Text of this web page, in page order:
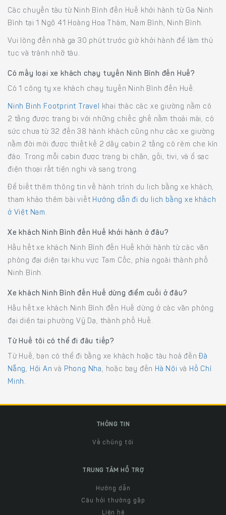
Các chuyến tàu từ Ninh Bình đến Huế khởi hành từ Ga Ninh
Bình tại 1 Ngõ 41 Hoàng Hoa Thám, Nam Bình, Ninh Bình.
Vui lòng đến nhà ga 30 phút trước giờ khởi hành để làm thủ
tục và tránh nhỡ tàu.
Có mấy loại xe khách chạy tuyến Ninh Bình đến Huế?
Có 1 công ty xe khách chạy tuyến Ninh Bình đến Huế.
Ninh Binh Footprint Travel khai thác các xe giường nằm có
2 tầng được trang bị với những chiếc ghế nằm thoải mái, có
sức chưa từ 32 đến 38 hành khách cũng như các xe giường
nằm đời mới được thiết kế 2 dãy cabin 2 tầng có rèm che kín
đáo. Trong mỗi cabin được trang bị chăn, gối, tivi, và ổ sạc
điện thoại rất tiện nghi và sang trọng.
Để biết thêm thông tin về hành trình du lịch bằng xe khách,
tham khảo thêm bài viết Hướng dẫn đi du lịch bằng xe khách
ở Việt Nam .
Xe khách Ninh Bình đến Huế khởi hành ở đâu?
Hầu hết xe khách Ninh Bình đến Huế khởi hành từ các văn
phòng đại diện tại khu vực Tam Cốc, phía ngoài thành phố
Ninh Bình.
Xe khách Ninh Bình đến Huế dừng điểm cuối ở đâu?
Hầu hết xe khách Ninh Bình đến Huế dừng ở các văn phòng
đại diện tại phường Vỹ Dạ, thành phố Huế.
Từ Huế tôi có thể đi đâu tiếp?
Từ Huế, bạn có thể đi bằng xe khách hoặc tàu hoả đếnĐà
Nẵng, Hội An và Phong Nha, hoặc bay đến Hà Nội và Hồ Chí
Minh .
THÔNG TIN
Về chúng tôi
TRUNG TÂM HỖ TRỢ
Hướng dẫn
Câu hỏi thường gặp
Liên hệ